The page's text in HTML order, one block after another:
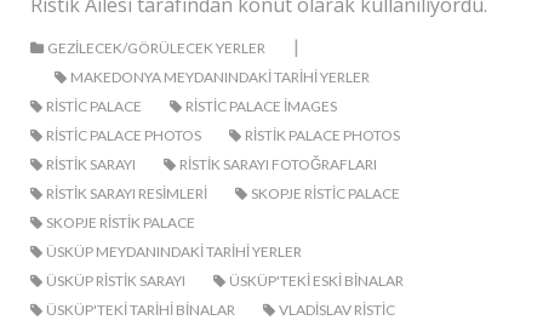
GEZILECEK/GÖRÜLECEK YERLER |
MAKEDONYA MEYDANINDAKI TARIHI YERLER
RISTIC PALACE
RISTIC PALACE IMAGES
RISTIC PALACE PHOTOS
RISTIK PALACE PHOTOS
RISTIK SARAYI
RISTIK SARAYI FOTOĞRAFLARI
RISTIK SARAYI RESIMLERI
SKOPJE RISTIC PALACE
SKOPJE RISTIK PALACE
ÜSKÜP MEYDANINDAKI TARIHI YERLER
ÜSKÜP RISTIK SARAYI
ÜSKÜP'TEKI ESKI BINALAR
ÜSKÜP'TEKI TARIHI BINALAR
VLADISLAV RISTIC